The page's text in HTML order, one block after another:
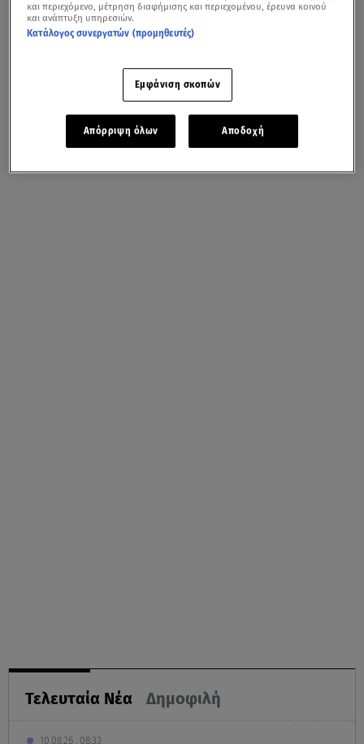
Τελευταία Νέα Δημοφιλή
10.08.26 , 08:33
και περιεχόμενο, μέτρηση διαφήμισης και περιεχομένου, έρευνα κοινού
και ανάπτυξη υπηρεσιών.
Κατάλογος συνεργατών (προμηθευτές)
Εμφάνιση σκοπών
Απόρριψη όλων Αποδοχή